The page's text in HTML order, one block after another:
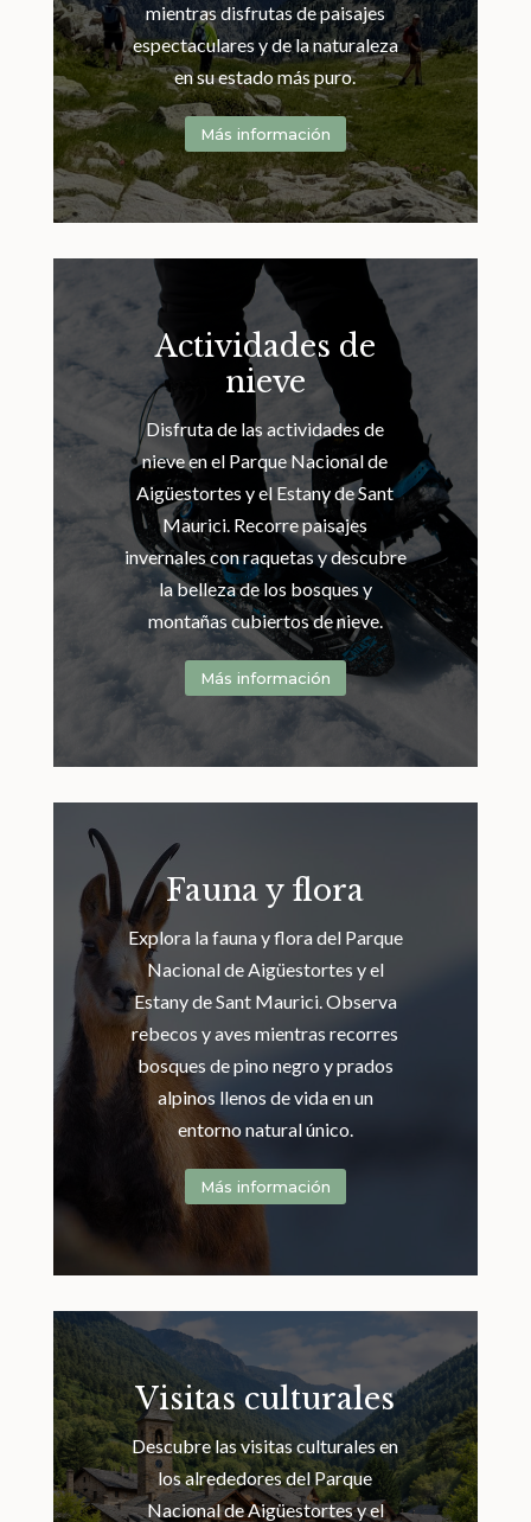
mientras disfrutas de paisajes
espectaculares y de la naturaleza
en su estado más puro.
Más información
Actividades de
nieve
Disfruta de las actividades de
nieve en el Parque Nacional de
Aigüestortes y el Estany de Sant
Maurici. Recorre paisajes
invernales con raquetas y descubre
la belleza de los bosques y
montañas cubiertos de nieve.
Más información
Fauna y flora
Explora la fauna y flora del Parque
Nacional de Aigüestortes y el
Estany de Sant Maurici. Observa
rebecos y aves mientras recorres
bosques de pino negro y prados
alpinos llenos de vida en un
entorno natural único.
Más información
Visitas culturales
Descubre las visitas culturales en
los alrededores del Parque
Nacional de Aigüestortes y el